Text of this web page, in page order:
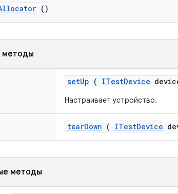
()
методы
setUp ( ITestDevice
Настраивает устройство.
tearDown ( ITestDevice
методы